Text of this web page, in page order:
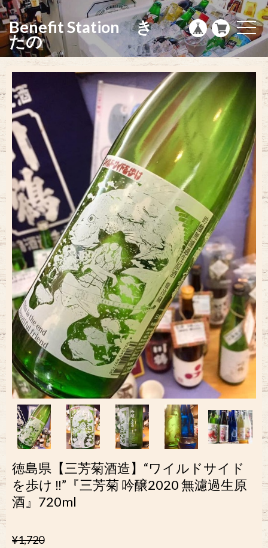
Benefit Station き
たの
t
o
g
g
e
g
a
t
o
n
徳島県【三芳菊酒造】“ワイルドサイド
を歩け ‼︎”『三芳菊 吟醸2020 無濾過生原
酒』720ml
¥1,720
g
l
e
n
a
v
i
o
n